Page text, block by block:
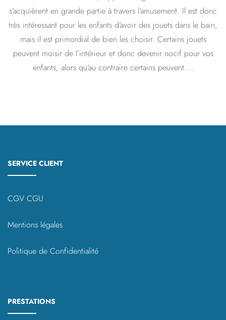
avoir
pour
le
bain
s’acquièrent en grande partie à travers l’amusement. Il est donc
très intéressant pour les enfants d’avoir des jouets dans le bain,
mais il est primordial de bien les choisir. Certains jouets
peuvent moisir de l’intérieur et donc devenir nocif pour vos
enfants, alors qu’au contraire certains peuvent …
SERVICE CLIENT
CGV CGU
Mentions légales
Politique de Confidentialité
PRESTATIONS